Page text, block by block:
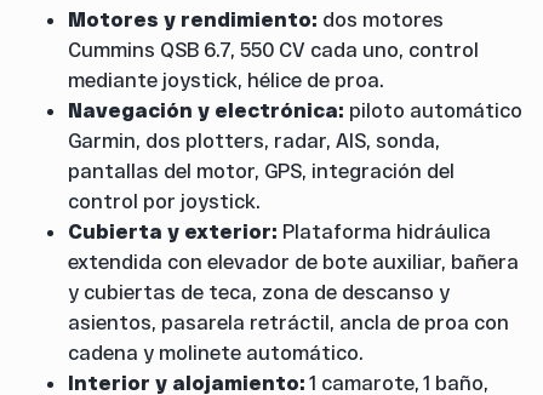
Motores y rendimiento: dos motores
Cummins QSB 6.7, 550 CV cada uno, control
mediante joystick, hélice de proa.
Navegación y electrónica: piloto automático
Garmin, dos plotters, radar, AIS, sonda,
pantallas del motor, GPS, integración del
control por joystick.
Cubierta y exterior: Plataforma hidráulica
extendida con elevador de bote auxiliar, bañera
y cubiertas de teca, zona de descanso y
asientos, pasarela retráctil, ancla de proa con
cadena y molinete automático.
Interior y alojamiento: 1 camarote, 1 baño,